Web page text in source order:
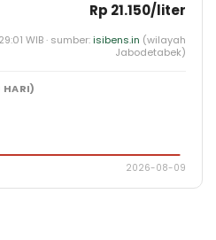
Rp 21.150/liter
WIB · sumber:isibens.in (wilayah
Jabodetabek)
HARI)
2026-08-09